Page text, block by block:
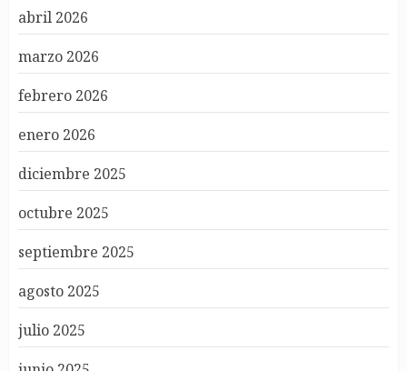
abril 2026
marzo 2026
febrero 2026
enero 2026
diciembre 2025
octubre 2025
septiembre 2025
agosto 2025
julio 2025